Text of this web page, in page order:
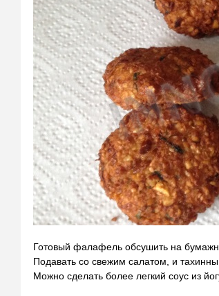
Готовый фалафель обсушить на
Подавать со свежим салатом, и
Можно сделать более легкий соус из